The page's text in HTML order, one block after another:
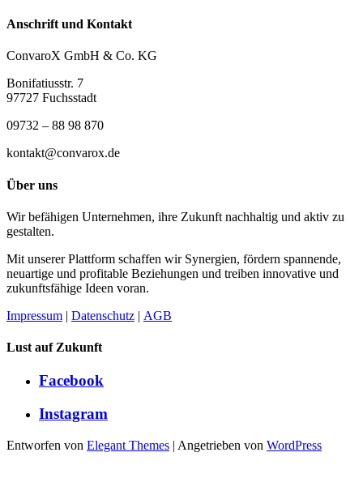
Anschrift und Kontakt
ConvaroX GmbH & Co. KG
Bonifatiusstr. 7
97727 Fuchsstadt
09732 – 88 98 870
kontakt@convarox.de
Über uns
Wir befähigen Unternehmen, ihre Zukunft nachhaltig und aktiv zu
gestalten.
Mit unserer Plattform schaffen wir Synergien, fördern spannende,
neuartige und profitable Beziehungen und treiben innovative und
zukunftsfähige Ideen voran.
Impressum | Datenschutz | AGB
Lust auf Zukunft
Facebook
Instagram
Entworfen von Elegant Themes | Angetrieben von WordPress